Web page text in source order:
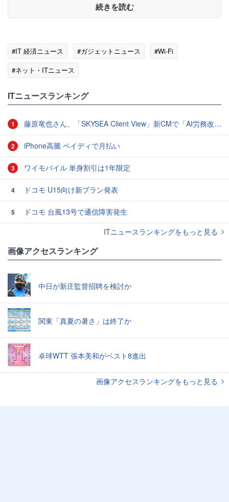
続きを読む
#IT 経済ニュース #ガジェットニュース
#Wi-Fi
#ネット・ITニュース
ITニュースランキング
1 藤原竜也さん、「SKYSEA Client View」新CMで「AI労務改善」をアピール 働き方をAIが分析したら「すぐに休んで」と言われる？
2 iPhone高騰 ペイディで月払い
3 ワイモバイル 単身割引は1年限定
4 ドコモ U15向け新プラン発表
5
ドコモ 台風13号で通信障害発生
ITニュースランキングをもっと見る
画像アクセスランキング
中日が新庄監督招聘を検討か
関東「真夏の暑さ」は終了か
卓球WTT 張本美和がベスト8進出
画像アクセスランキングをもっと見る